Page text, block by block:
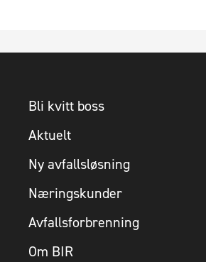
Bli kvitt boss
Aktuelt
Ny avfallsløsning
Næringskunder
Avfallsforbrenning
Om BIR